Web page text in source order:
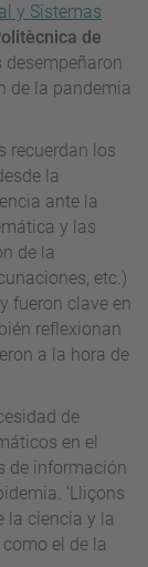
y Sistemas
de
desempeñaron
de la pandemia
recuerdan los
la
ante la
y las
de la
etc.)
fueron clave en
reflexionan
a la hora de
de
en el
de información
‘Lliçons
la ciencia y la
el de la